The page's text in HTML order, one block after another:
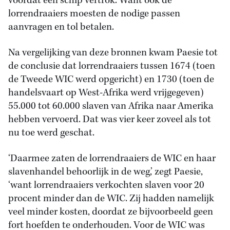
lorrendraaiers moesten de nodige passen
aanvragen en tol betalen.
Na vergelijking van deze bronnen kwam Paesie tot
de conclusie dat lorrendraaiers tussen 1674 (toen
de Tweede WIC werd opgericht) en 1730 (toen de
handelsvaart op West-Afrika werd vrijgegeven)
55.000 tot 60.000 slaven van Afrika naar Amerika
hebben vervoerd. Dat was vier keer zoveel als tot
nu toe werd geschat.
‘Daarmee zaten de lorrendraaiers de WIC en haar
slavenhandel behoorlijk in de weg,’ zegt Paesie,
‘want lorrendraaiers verkochten slaven voor 20
procent minder dan de WIC. Zij hadden namelijk
veel minder kosten, doordat ze bijvoorbeeld geen
fort hoefden te onderhouden. Voor de WIC was